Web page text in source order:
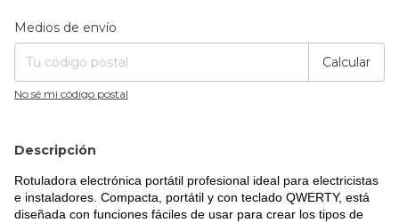
Entregas para el CP:
Medios de envío
Calcular
No sé mi código postal
Descripción
Rotuladora electrónica portátil profesional ideal para electricistas
e instaladores. Compacta, portátil y con teclado QWERTY, está
diseñada con funciones fáciles de usar para crear los tipos de